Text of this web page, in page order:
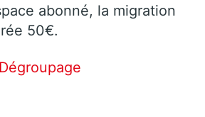
abonné, la migration
50€.